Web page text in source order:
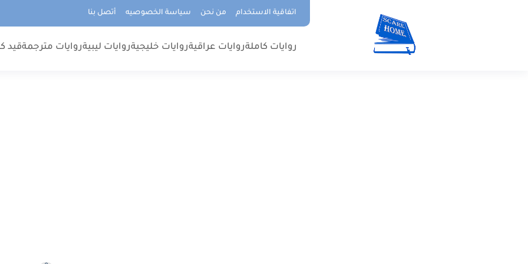
اتفاقية الاستخدام من نحن سياسة الخصوصيه أتصل بنا
روايات كاملةروايات عراقيةروايات خليجيةروايات ليبيةروايات مترجمةقيد